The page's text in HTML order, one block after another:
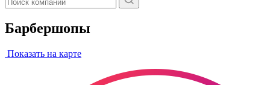
Барбершопы
Показать на карте